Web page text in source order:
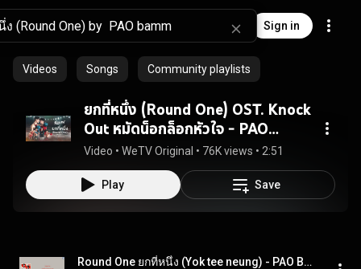
Sign in
Videos Songs Community playlists
ยกที่หนึ่ง (Round One) OST. Knock
Out หมัดน็อกล็อกหัวใจ - PAO
bamm (Official Audio)
Video • WeTV Original • 76K views • 2:51
Play Save
Round One ยกที่หนึ่ง (Yok tee neung) - PAO Bamm (หมัดน็อกล็อกหัวใจ Knock Out OST) lyrics